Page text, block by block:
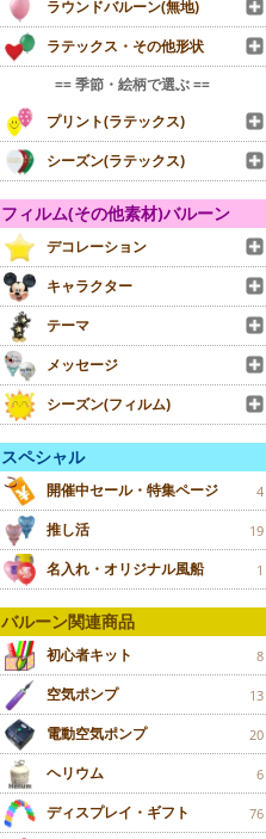
ラウンドバルーン(無地)
ラテックス・その他形状
== 季節・絵柄で選ぶ ==
プリント(ラテックス)
シーズン(ラテックス)
フィルム(その他素材)バルーン
デコレーション
キャラクター
テーマ
メッセージ
シーズン(フィルム)
スペシャル
開催中セール・特集ページ 4
推し活 19
名入れ・オリジナル風船 1
バルーン関連商品
初心者キット 8
空気ポンプ 13
電動空気ポンプ 20
ヘリウム 6
ディスプレイ・ギフト 76